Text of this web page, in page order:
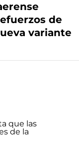
de
variante